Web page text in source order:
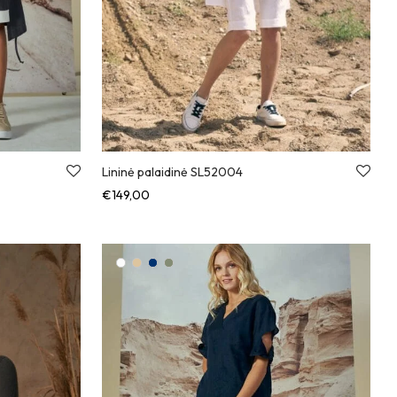
Lininė palaidinė SL52004
€149,00